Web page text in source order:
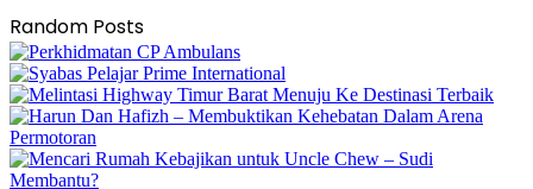
Random Posts